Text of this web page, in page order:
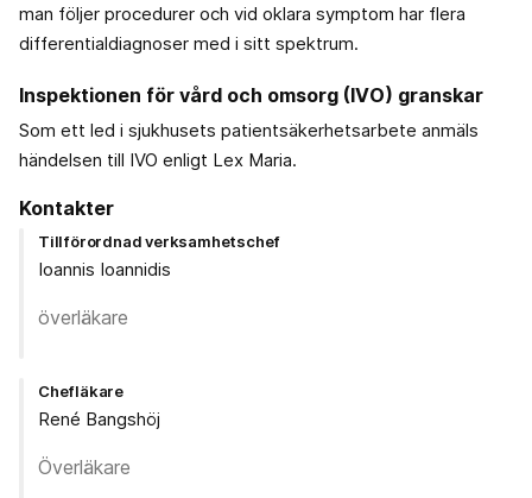
man följer procedurer och vid oklara symptom har flera
differentialdiagnoser med i sitt spektrum.
Inspektionen för vård och omsorg (IVO) granskar
Som ett led i sjukhusets patientsäkerhetsarbete anmäls
händelsen till IVO enligt Lex Maria.
Kontakter
Tillförordnad verksamhetschef
Ioannis Ioannidis
överläkare
Chefläkare
René Bangshöj
Överläkare